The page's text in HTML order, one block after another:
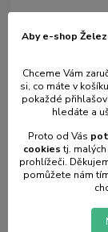
31.05. 2025
Mulčování od
číst celé
Aby e-shop
Chceme Vám
si, co máte v
pokaždé
hledáte a
Proto od Vás
cookiestj.
prohlížeči.
pomůžete nám